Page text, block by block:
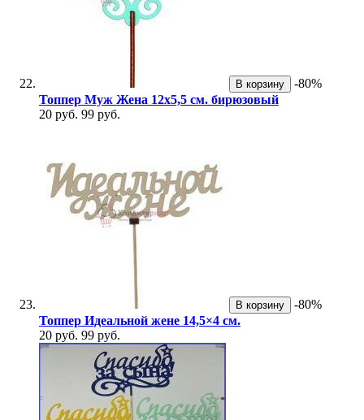
В корзину
-80%
Топпер Муж Жена 12х5,5 см. бирюзовый
20 руб. 99 руб.
В корзину
-80%
Топпер Идеальной жене 14,5×4 см.
20 руб. 99 руб.